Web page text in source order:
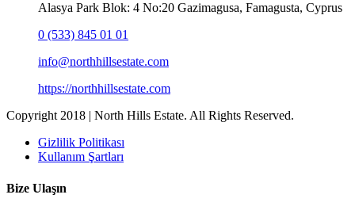
Alasya Park Blok: 4 No:20 Gazimagusa, Famagusta, Cyprus
0 (533) 845 01 01
info@northhillsestate.com
https://northhillsestate.com
Copyright 2018 | North Hills Estate. All Rights Reserved.
Gizlilik Politikası
Kullanım Şartları
Bize Ulaşın